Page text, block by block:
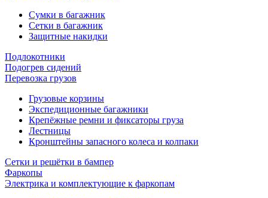
Сумки в багажник
Сетки в багажник
Защитные накидки
Подлокотники
Подогрев сидений
Перевозка грузов
Грузовые корзины
Экспедиционные багажники
Крепёжные ремни и фиксаторы груза
Лестницы
Кронштейны запасного колеса и колпаки
Сетки и решётки в бампер
Фаркопы
Электрика и комплектующие к фаркопам